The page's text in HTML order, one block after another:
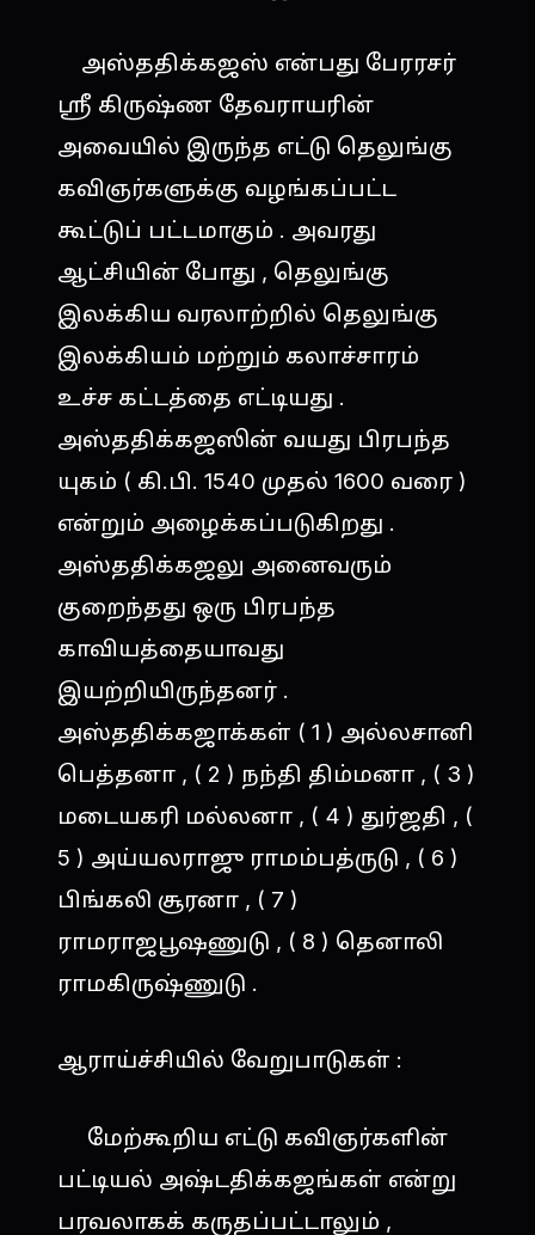
அஸ்ததிக்கஜஸ் என்பது பேரரசர்
ஸ்ரீ கிருஷ்ண தேவராயரின்
அவையில் இருந்த எட்டு தெலுங்கு
கவிஞர்களுக்கு வழங்கப்பட்ட
கூட்டுப் பட்டமாகும் . அவரது
ஆட்சியின் போது , தெலுங்கு
இலக்கிய வரலாற்றில் தெலுங்கு
இலக்கியம் மற்றும் கலாச்சாரம்
உச்ச கட்டத்தை எட்டியது .
அஸ்ததிக்கஜஸின் வயது பிரபந்த
யுகம் ( கி.பி. 1540 முதல் 1600 வரை )
என்றும் அழைக்கப்படுகிறது .
அஸ்ததிக்கஜலு அனைவரும்
குறைந்தது ஒரு பிரபந்த
காவியத்தையாவது
இயற்றியிருந்தனர் .
அஸ்ததிக்கஜாக்கள் ( 1 ) அல்லசானி
பெத்தனா , ( 2 ) நந்தி திம்மனா , ( 3 )
மடையகரி மல்லனா , ( 4 ) துர்ஜதி , (
5 ) அய்யலராஜு ராமம்பத்ருடு , ( 6 )
பிங்கலி சூரனா , ( 7 )
ராமராஜபூஷணுடு , ( 8 ) தெனாலி
ராமகிருஷ்ணுடு .
ஆராய்ச்சியில் வேறுபாடுகள் :
மேற்கூறிய எட்டு கவிஞர்களின்
பட்டியல் அஷ்டதிக்கஜங்கள் என்று
பரவலாகக் கருதப்பட்டாலும் ,